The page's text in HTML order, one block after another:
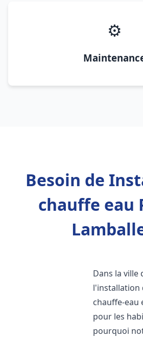
⚙️
Besoin de
chauffe eau
Dans la ville
l'installation
chauffe-eau
pour les
pourquoi